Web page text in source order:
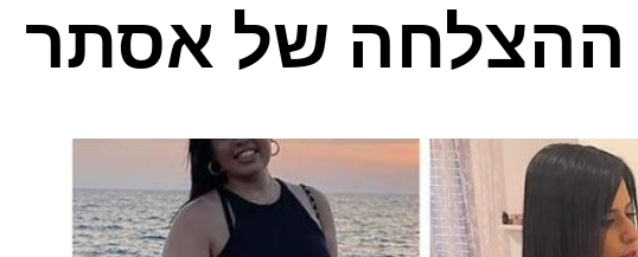
ההצלחה של אסתר